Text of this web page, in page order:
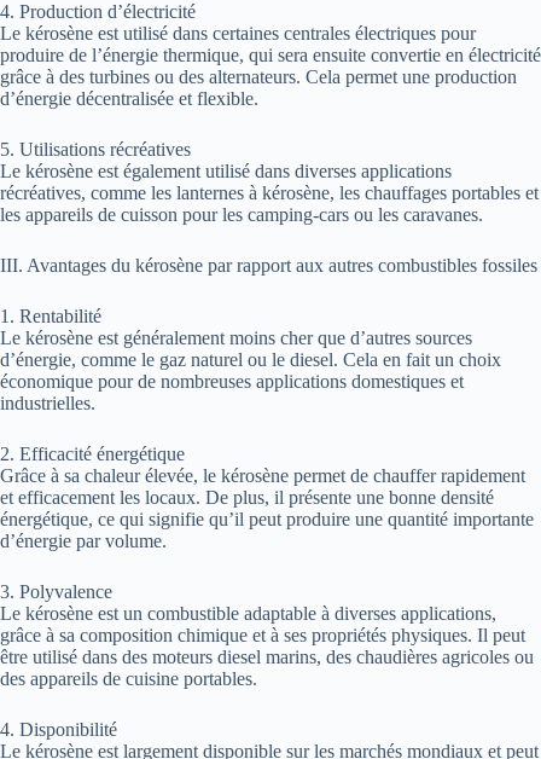
4. Production d’électricité
Le kérosène est utilisé dans certaines centrales électriques pour
produire de l’énergie thermique, qui sera ensuite convertie en électricité
grâce à des turbines ou des alternateurs. Cela permet une production
d’énergie décentralisée et flexible.
5. Utilisations récréatives
Le kérosène est également utilisé dans diverses applications
récréatives, comme les lanternes à kérosène, les chauffages portables et
les appareils de cuisson pour les camping-cars ou les caravanes.
III. Avantages du kérosène par rapport aux autres combustibles fossiles
1. Rentabilité
Le kérosène est généralement moins cher que d’autres sources
d’énergie, comme le gaz naturel ou le diesel. Cela en fait un choix
économique pour de nombreuses applications domestiques et
industrielles.
2. Efficacité énergétique
Grâce à sa chaleur élevée, le kérosène permet de chauffer rapidement
et efficacement les locaux. De plus, il présente une bonne densité
énergétique, ce qui signifie qu’il peut produire une quantité importante
d’énergie par volume.
3. Polyvalence
Le kérosène est un combustible adaptable à diverses applications,
grâce à sa composition chimique et à ses propriétés physiques. Il peut
être utilisé dans des moteurs diesel marins, des chaudières agricoles ou
des appareils de cuisine portables.
4. Disponibilité
Le kérosène est largement disponible sur les marchés mondiaux et peut